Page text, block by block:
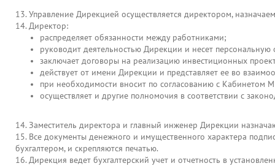
13. Управление Дирекцией осуществляется директором,
14. Директор:
распределяет обязанности между работниками;
руководит деятельностью Дирекции и несет
заключает договоры на реализацию инвестиционных
действует от имени Дирекции и представляет ее во
при необходимости вносит по согласованию с Кабинетом
осуществляет и другие полномочия в соответствии с
14. Заместитель директора и главный инженер Дирекции
15. Все документы денежного и имущественного характера
бухгалтером, и скрепляются печатью.
16. Дирекция ведет бухгалтерский учет и отчетность в